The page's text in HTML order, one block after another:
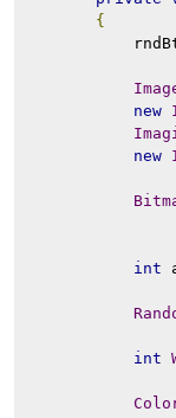
{
new
new
int
int